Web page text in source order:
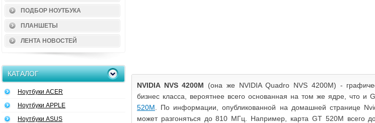
ПОДБОР НОУТБУКА
ПЛАНШЕТЫ
ЛЕНТА НОВОСТЕЙ
КАТАЛОГ
Ноутбуки ACER
Ноутбуки APPLE
Ноутбуки ASUS
NVIDIA NVS 4200M (она же NVIDIA Quadro NVS 4200M) -
бизнес класса, вероятнее всего основанная на том же ядре, что и
520M . По информации, опубликованной на домашней странице
может разгоняться до 810 МГц. Например, карта GT 520M всего